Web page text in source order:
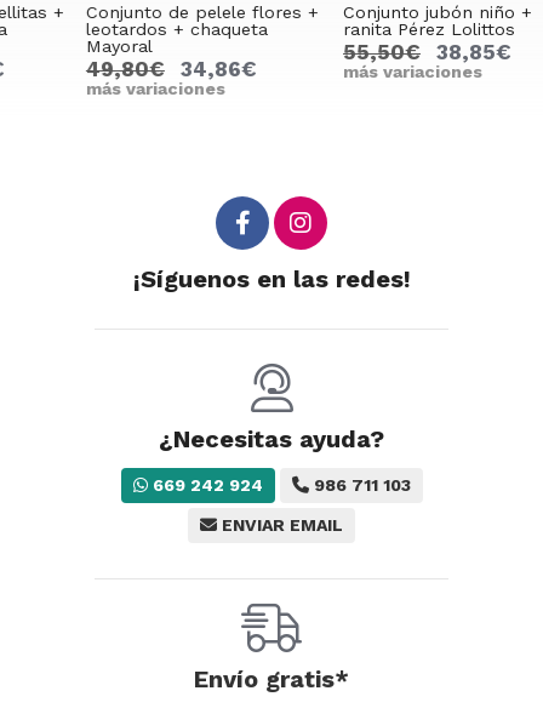
Conjunto de pelele flores +
leotardos + chaqueta
49,80€ 34,86€
más variaciones
Conjunto jubón niño +
ranita Pérez Lolittos
55,50€ 38,85€
más variaciones
¡Síguenos en las redes!
¿Necesitas ayuda?
669 242 924 986 711 103
ENVIAR EMAIL
Envío gratis*